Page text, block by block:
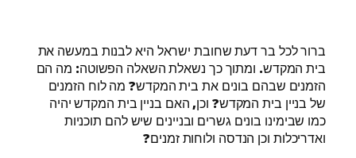
ברור לכל בר דעת שחובת ישראל היא לבנות במעשה את
בית המקדש. ומתוך כך נשאלת השאלה הפשוטה: מה הם
הזמנים שבהם בונים את בית המקדש? מה לוח הזמנים
של בניין בית המקדש? וכן, האם בניין בית המקדש יהיה
כמו שבימינו בונים גשרים ובניינים שיש להם תוכניות
ואדריכלות וכן הנדסה ולוחות זמנים?